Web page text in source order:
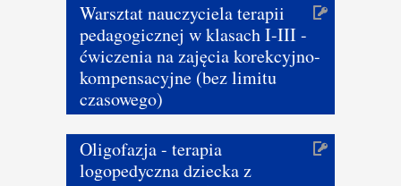
Warsztat nauczyciela terapii
pedagogicznej w klasach I-III -
ćwiczenia na zajęcia korekcyjno-
kompensacyjne (bez limitu
czasowego)
Oligofazja - terapia
logopedyczna dziecka z